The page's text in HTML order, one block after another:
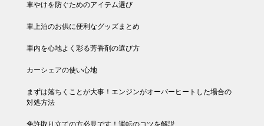
車やけを防ぐためのアイテム選び
車上泊のお供に便利なグッズまとめ
車内を心地よく彩る芳香剤の選び方
カーシェアの使い心地
まずは落ちくことが大事！エンジンがオーバーヒートした場合の
対処方法